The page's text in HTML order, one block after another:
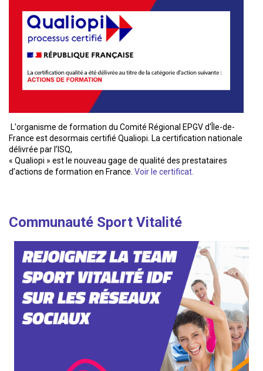
L'organisme de formation du Comité Régional EPGV d'Île-de-
France est desormais certifié Qualiopi. La certification nationale
délivrée par l’ISQ,
« Qualiopi » est le nouveau gage de qualité des prestataires
d’actions de formation en France. Voir le certificat.
Communauté Sport Vitalité